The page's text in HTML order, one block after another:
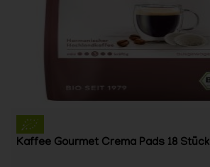
Kaffee Gourmet Crema Pads 18 Stück